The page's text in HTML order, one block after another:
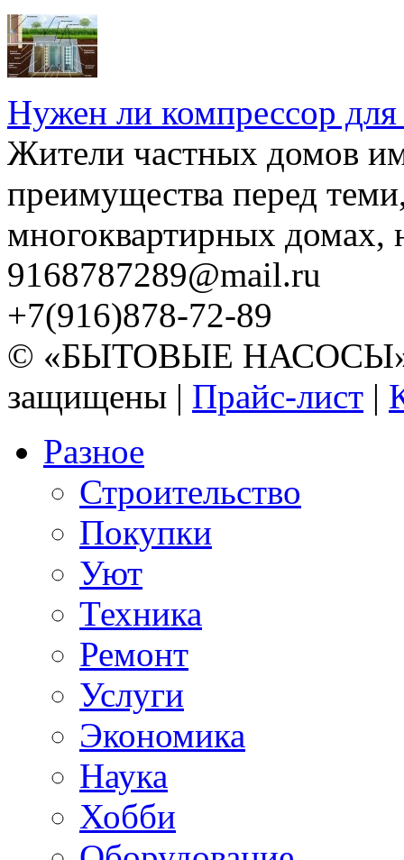
Нужен ли компрессор для
Жители частных домов
преимущества перед
многоквартирных домах,
9168787289@mail.ru
+7(916)878-72-89
© «БЫТОВЫЕ НАСОСЫ»
защищены | Прайс-лист |
Разное
Строительство
Покупки
Уют
Техника
Ремонт
Услуги
Экономика
Наука
Хобби